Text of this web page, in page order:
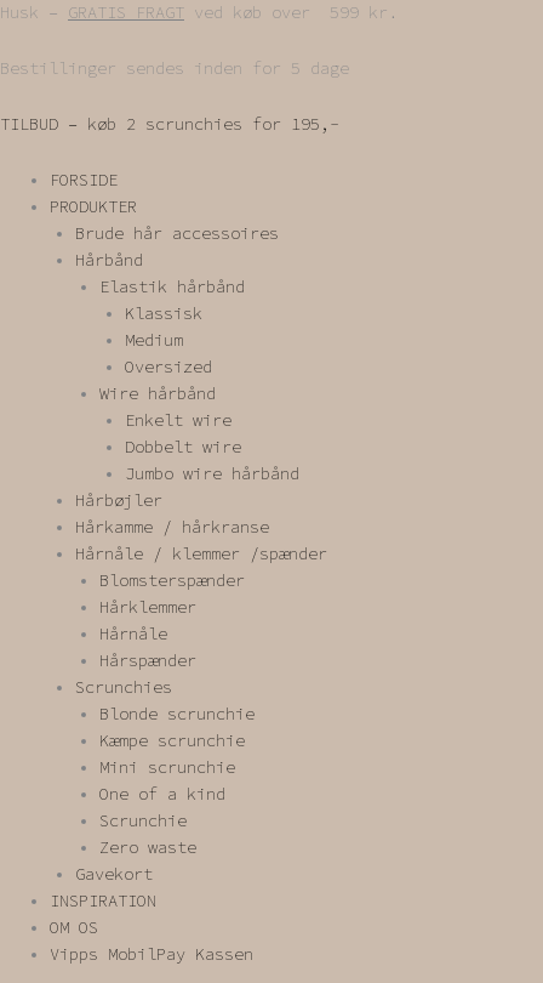
Gå
indholdet
Husk – GRATIS FRAGT ved køb over 599 kr.
Bestillinger sendes inden for 5 dage
TILBUD – køb 2 scrunchies for 195,-
FORSIDE
PRODUKTER
Brude hår accessoires
Hårbånd
Elastik hårbånd
Klassisk
Medium
Oversized
Wire hårbånd
Enkelt wire
Dobbelt wire
Jumbo wire hårbånd
Hårbøjler
Hårkamme / hårkranse
Hårnåle / klemmer /spænder
Blomsterspænder
Hårklemmer
Hårnåle
Hårspænder
Scrunchies
Blonde scrunchie
Kæmpe scrunchie
Mini scrunchie
One of a kind
Scrunchie
Zero waste
Gavekort
INSPIRATION
OM OS
Vipps MobilPay Kassen